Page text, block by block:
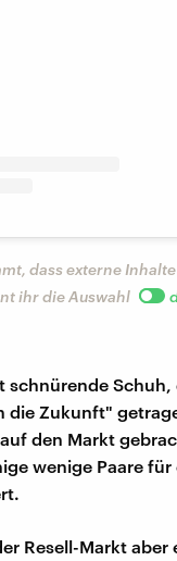
dass externe
ihr die Auswahl
schnürende Schuh,
die Zukunft"
den Markt
wenige Paare
Resell-Markt aber